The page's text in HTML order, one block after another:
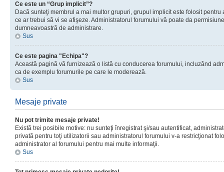
Ce este un “Grup implicit”?
Dacă sunteţi membrul a mai multor grupuri, grupul implicit este folosit
ce ar trebui să vi se afişeze. Administratorul forumului vă poate da
dumneavoastră de administrare.
Sus
Ce este pagina "Echipa"?
Această pagină vă furnizează o listă cu conducerea forumului, incluzând
ca de exemplu forumurile pe care le moderează.
Sus
Mesaje private
Nu pot trimite mesaje private!
Există trei posibile motive: nu sunteţi înregistrat şi/sau autentificat,
privată pentru toţi utilizatorii sau administratorul forumului v-a restricţionat
administrator al forumului pentru mai multe informaţii.
Sus